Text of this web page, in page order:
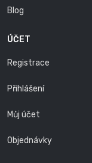
Blog
ÚČET
Registrace
Přihlášení
Můj účet
Objednávky